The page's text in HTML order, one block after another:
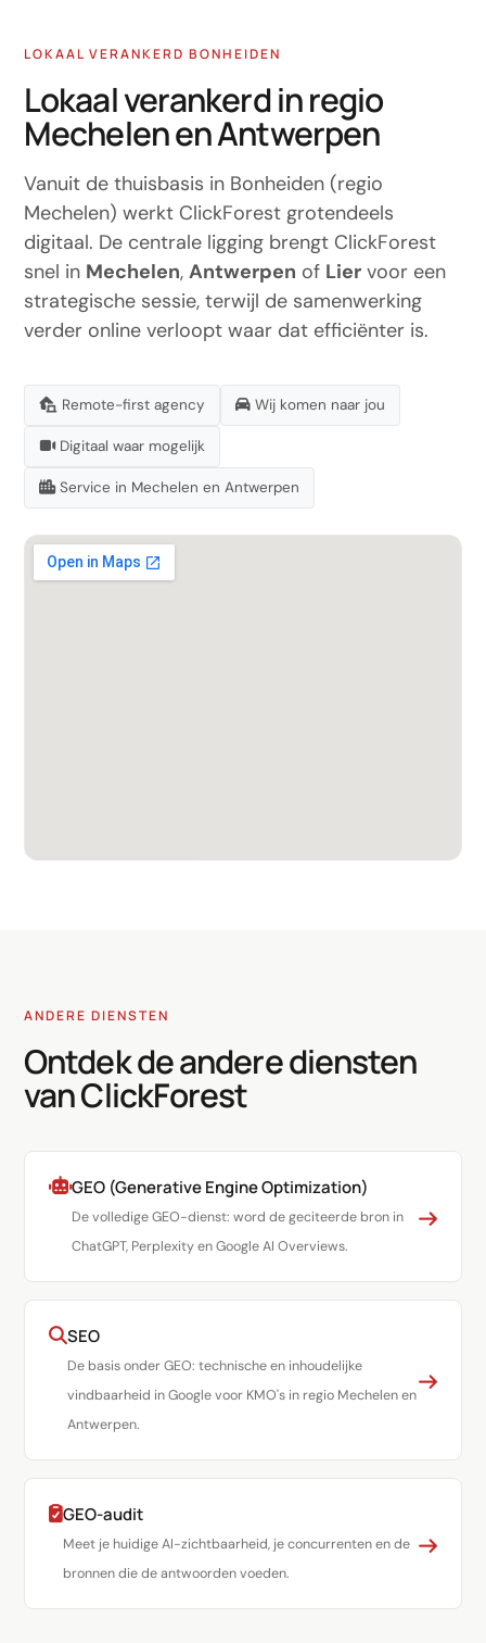
LOKAAL VERANKERD BONHEIDEN
Lokaal verankerd in regio
Mechelen en Antwerpen
Vanuit de thuisbasis in Bonheiden (regio
Mechelen) werkt ClickForest grotendeels
digitaal. De centrale ligging brengt ClickForest
snel in Mechelen, Antwerpen of Lier voor een
strategische sessie, terwijl de samenwerking
verder online verloopt waar dat efficiënter is.
Remote-first agency Wij komen naar jou
Digitaal waar mogelijk
Service in Mechelen en Antwerpen
ANDERE DIENSTEN
Ontdek de andere diensten
van ClickForest
GEO (Generative Engine Optimization)
De volledige GEO-dienst: word de geciteerde bron in
ChatGPT, Perplexity en Google AI Overviews.
SEO
De basis onder GEO: technische en inhoudelijke
vindbaarheid in Google voor KMO's in regio Mechelen en
Antwerpen.
GEO-audit
Meet je huidige AI-zichtbaarheid, je concurrenten en de
bronnen die de antwoorden voeden.